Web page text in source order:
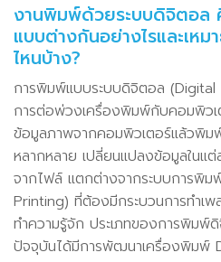
งานพิมพ์ด้วยระบบดิจิตอล
แบบต่างกันอย่างไรและเห
ไหนบ้าง?
การพิมพ์แบบระบบดิจิตอล (Digital
การต่อพ่วงเครื่องพิมพ์กับคอมพิว
ข้อมูลภาพจากคอมพิวเตอร์แล้วพิ
หลากหลาย เปลี่ยนแปลงข้อมูลในแ
จากไฟล์ แตกต่างจากระบบการพิ
Printing) ที่ต้องมีกระบวนการทำเ
ทำความรู้จัก ประเภทของการพิมพ์
ปัจจุบันได้มีการพัฒนาเครื่องพิมพ์